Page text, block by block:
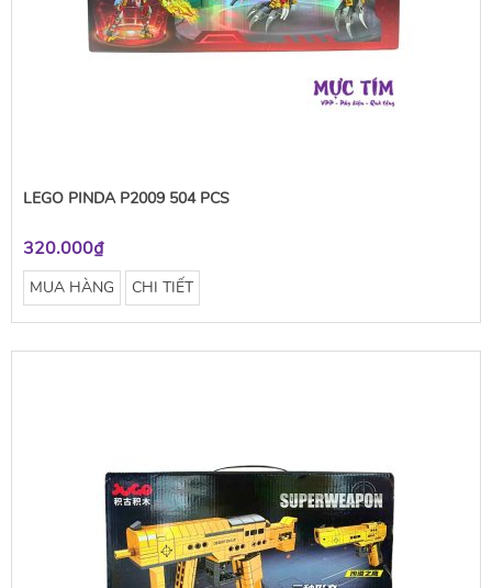
LEGO PINDA P2009 504 PCS
320.000₫
MUA HÀNG CHI TIẾT